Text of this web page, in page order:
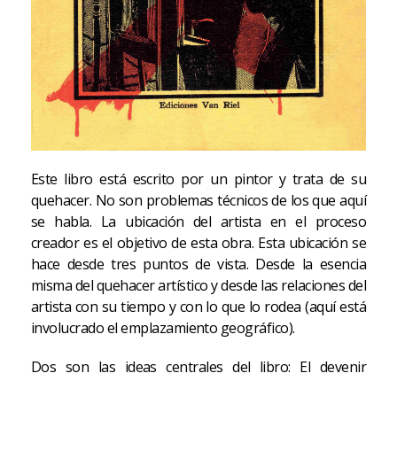
Este libro está escrito por un pintor y trata de su
quehacer. No son problemas técnicos de los que aquí
se habla. La ubicación del artista en el proceso
creador es el objetivo de esta obra. Esta ubicación se
hace desde tres puntos de vista. Desde la esencia
misma del quehacer artístico y desde las relaciones del
artista con su tiempo y con lo que lo rodea (aquí está
involucrado el emplazamiento geográfico).
Dos son las ideas centrales del libro: El devenir